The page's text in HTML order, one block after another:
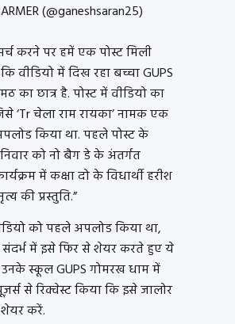
(@ganeshsaran25)
करने पर हमें एक पोस्ट मिली
वीडियो में दिख रहा बच्चा GUPS
का छात्र है. पोस्ट में वीडियो का
‘Tr चेला राम रायका’ नामक एक
किया था. पहले पोस्ट के
को नो बैग डे के अंतर्गत
में कक्षा दो के विधार्थी हरीश
की प्रस्तुति.”
को पहले अपलोड किया था,
संदर्भ में इसे फिर से शेयर करते हुए ये
उनके स्कूल GUPS गोमरख धाम में
से रिक्वेस्ट किया कि इसे जालोर
करें.